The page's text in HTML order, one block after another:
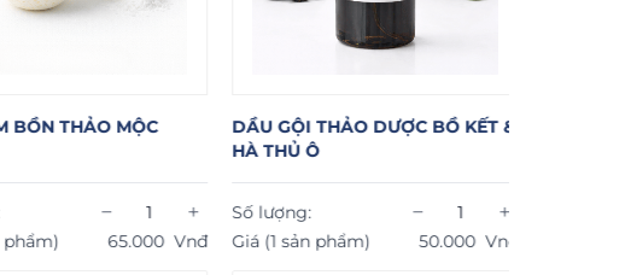
Vnđ
DẦU GỘI THẢO DƯỢC BỒ KẾT &
Số lượng: −
Giá (1 sản phẩm) 50.000 Vnđ
MUỐI TẮM VITAMIN
Số lượng: